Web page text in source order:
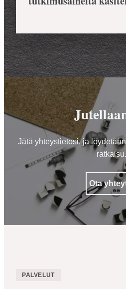
Jätä yhteystietosi, ja
ratkaisu.
Ota
PALVELUT